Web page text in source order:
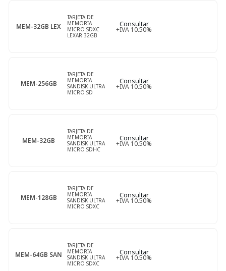
MEM-32GB LEX
TARJETA DE
MEMORIA
MICRO SDXC
LEXAR 32GB
Consultar
+IVA 10.50%
MEM-256GB
TARJETA DE
MEMORIA
SANDISK ULTRA
MICRO SD
Consultar
+IVA 10.50%
MEM-32GB
TARJETA DE
MEMORIA
SANDISK ULTRA
MICRO SDHC
Consultar
+IVA 10.50%
MEM-128GB
TARJETA DE
MEMORIA
SANDISK ULTRA
MICRO SDXC
Consultar
+IVA 10.50%
MEM-64GB SAN
TARJETA DE
MEMORIA
SANDISK ULTRA
MICRO SDXC
Consultar
+IVA 10.50%
Compatibles Okidata
Compatibles Ricoh
Compatibles Samsung
Compatibles Xerox
Tripodes
Luces Led
Teclados